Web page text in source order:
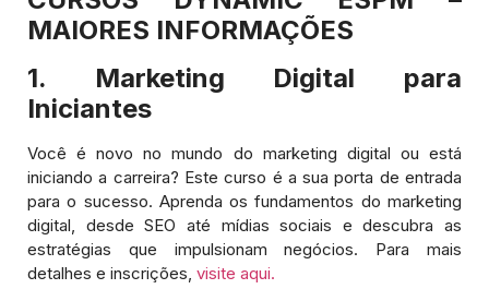
MAIORES INFORMAÇÕES
1. Marketing Digital para
Iniciantes
Você é novo no mundo do marketing digital ou está
iniciando a carreira? Este curso é a sua porta de entrada
para o sucesso. Aprenda os fundamentos do marketing
digital, desde SEO até mídias sociais e descubra as
estratégias que impulsionam negócios. Para mais
detalhes e inscrições, visite aqui.